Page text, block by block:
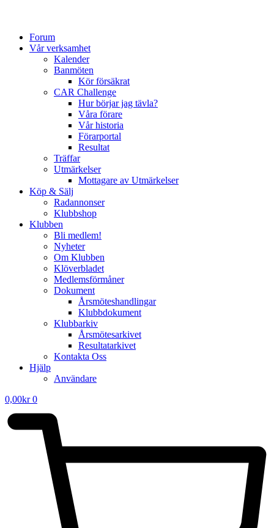
Forum
Vår verksamhet
Kalender
Banmöten
Kör försäkrat
CAR Challenge
Hur börjar jag tävla?
Våra förare
Vår historia
Förarportal
Resultat
Träffar
Utmärkelser
Mottagare av Utmärkelser
Köp & Sälj
Radannonser
Klubbshop
Klubben
Bli medlem!
Nyheter
Om Klubben
Klöverbladet
Medlemsförmåner
Dokument
Årsmöteshandlingar
Klubbdokument
Klubbarkiv
Årsmötesarkivet
Resultatarkivet
Kontakta Oss
Hjälp
Användare
0,00kr 0